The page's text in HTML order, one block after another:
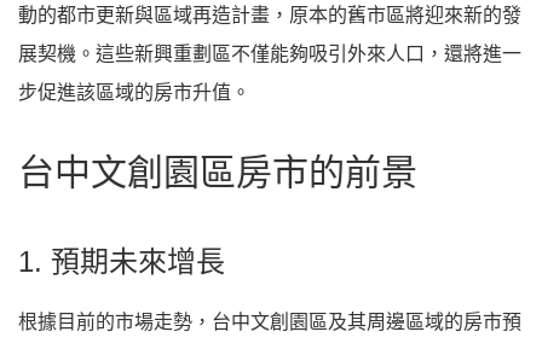
動的都市更新與區域再造計畫，原本的舊市區將迎來新的發
展契機。這些新興重劃區不僅能夠吸引外來人口，還將進一
步促進該區域的房市升值。
台中文創園區房市的前景
1. 預期未來增長
根據目前的市場走勢，台中文創園區及其周邊區域的房市預